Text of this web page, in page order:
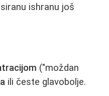
ishranu još
("moždan
ili česte glavobolje.